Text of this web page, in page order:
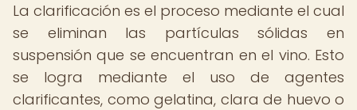
La clarificación es el proceso mediante el cual
se eliminan las partículas sólidas en
suspensión que se encuentran en el vino. Esto
se logra mediante el uso de agentes
clarificantes, como gelatina, clara de huevo o